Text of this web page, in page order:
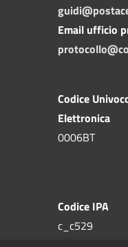
Email ufficio
Codice
Elettronica
0006BT
Codice IPA
c_c529